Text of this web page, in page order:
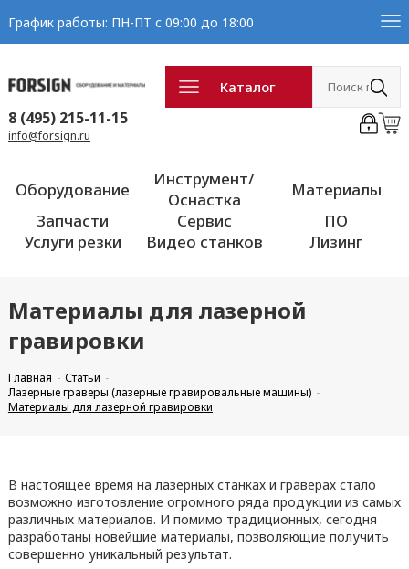
График работы: ПН-ПТ с 09:00 до 18:00
Каталог
8 (495) 215-11-15
info@forsign.ru
Оборудование
Инструмент/
Оснастка
Материалы
Запчасти
Сервис
ПО
Услуги резки
Видео станков Лизинг
Материалы для лазерной
гравировки
Главная
Статьи
Лазерные граверы (лазерные гравировальные машины)
Материалы для лазерной гравировки
В настоящее время на лазерных станках и граверах стало
возможно изготовление огромного ряда продукции из самых
различных материалов. И помимо традиционных, сегодня
разработаны новейшие материалы, позволяющие получить
совершенно уникальный результат.